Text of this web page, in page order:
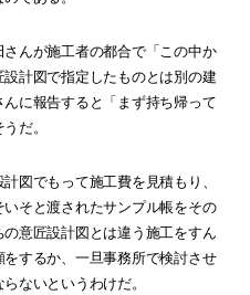
んが施工者の都合で「この中か
計図で指定したものとは別の建
に報告すると「まず持ち帰って
だ。
図でもって施工費を見積もり、
そと渡されたサンプル帳をその
意匠設計図とは違う施工をすん
するか、一旦事務所で検討させ
ないというわけだ。